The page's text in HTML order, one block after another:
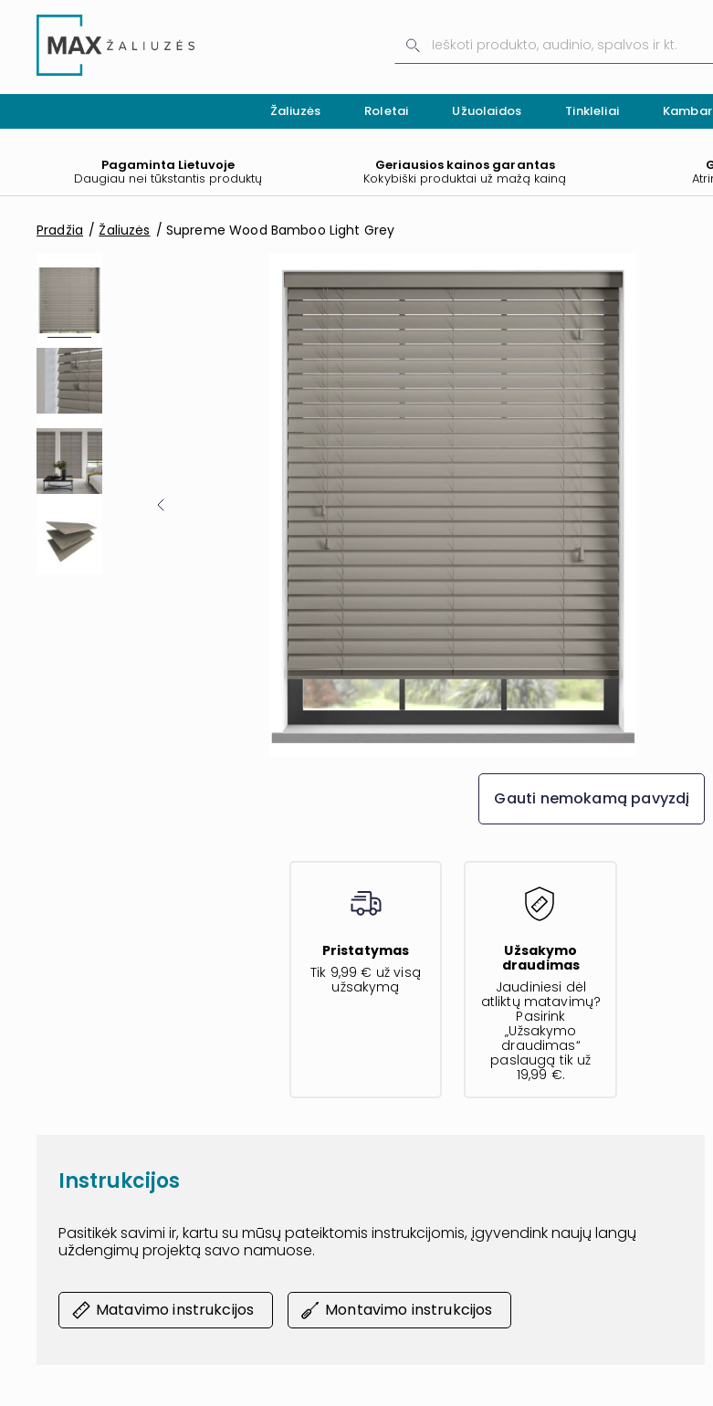
Žaliuzės Roletai Užuolaidos Tinkleliai
Pagaminta Lietuvoje
Daugiau nei tūkstantis produktų
Geriausios kainos garantas
Kokybiški produktai už mažą kainą
Pradžia Žaliuzės Supreme Wood Bamboo Light Grey
Gauti nemokamą pavyzdį
Pristatymas
Tik 9,99 € už visą
užsakymą
Užsakymo
draudimas
Jaudiniesi dėl
atliktų matavimų?
Pasirink
„Užsakymo
draudimas“
paslaugą tik už
19,99 €.
Instrukcijos
Pasitikėk savimi ir, kartu su mūsų pateiktomis instrukcijomis, įgyvendink naujų langų
uždengimų projektą savo namuose.
Matavimo instrukcijos Montavimo instrukcijos